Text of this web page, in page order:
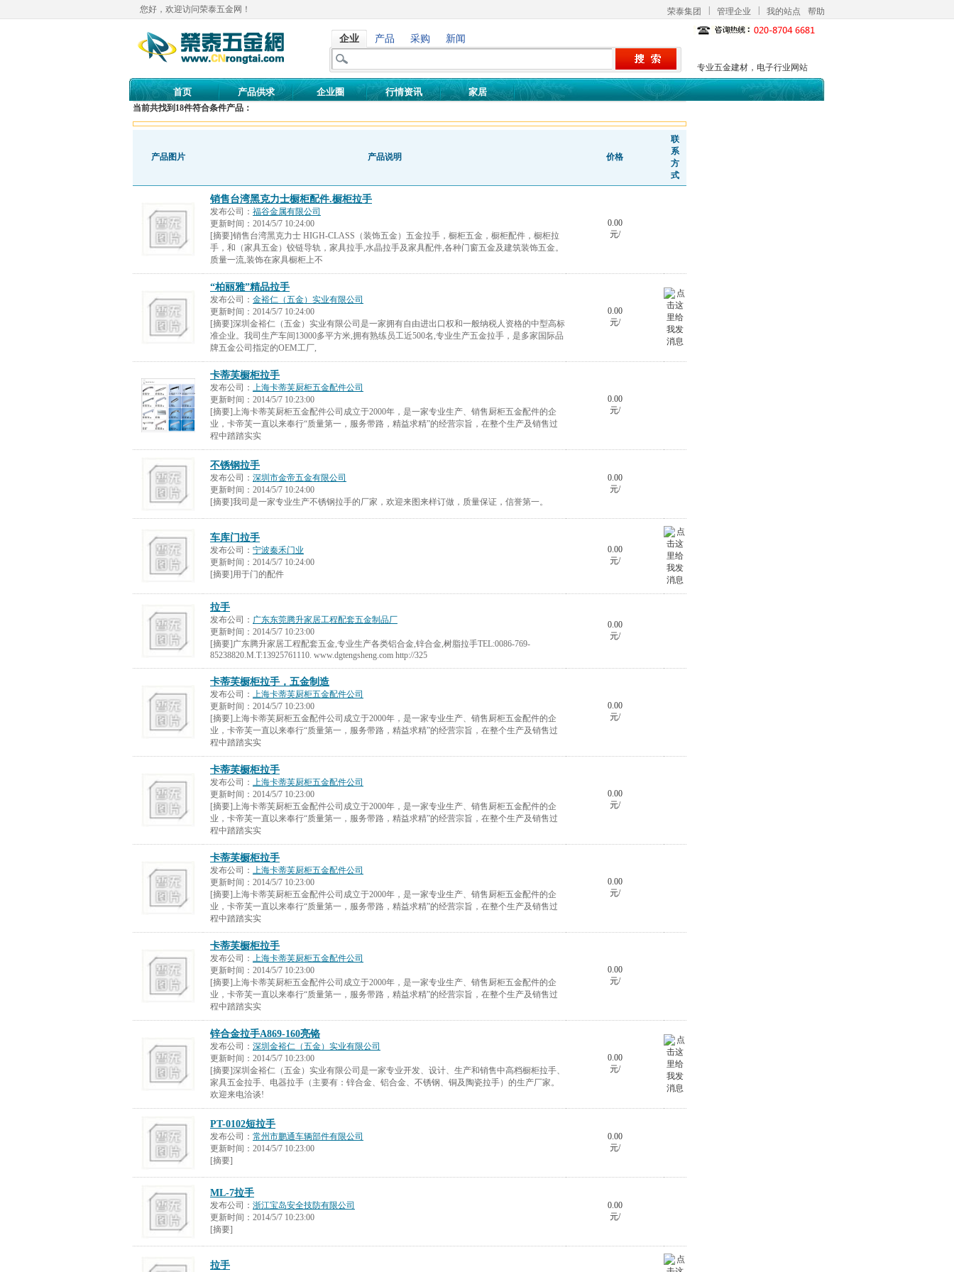
您好，欢迎访问荣泰五金网！ 荣泰集团 管理企业 我的站点 帮助
企业 产品 采购 新闻
专业五金建材，电子行业网站
首页 产品供求 企业圈 行情资讯 家居
当前共找到 18件符合条件产品：
产品图片 产品说明 价格
联
系
方
式
销售台湾黑克力士橱柜配件.橱柜拉手
发布公司： 福谷金属有限公司
更新时间： 2014/5/7 10:24:00
[摘要]销售台湾黑克力士 HIGH-CLASS（装饰五金）五金拉手，橱柜五金，橱柜配件，橱柜拉
手，和（家具五金）铰链导轨，家具拉手,水晶拉手及家具配件,各种门窗五金及建筑装饰五金。
质量一流,装饰在家具橱柜上不
0.00
元/
“柏丽雅”精品拉手
发布公司： 金裕仁（五金）实业有限公司
更新时间： 2014/5/7 10:24:00
[摘要]深圳金裕仁（五金）实业有限公司是一家拥有自由进出口权和一般纳税人资格的中型高标
准企业。我司生产车间13000多平方米,拥有熟练员工近500名,专业生产五金拉手，是多家国际品
牌五金公司指定的OEM工厂,
0.00
元/
卡蒂芙橱柜拉手
发布公司： 上海卡蒂芙厨柜五金配件公司
更新时间： 2014/5/7 10:23:00
[摘要]上海卡蒂芙厨柜五金配件公司成立于2000年，是一家专业生产、销售厨柜五金配件的企
业，卡帝芙一直以来奉行“质量第一，服务带路，精益求精”的经营宗旨，在整个生产及销售过
程中踏踏实实
0.00
元/
不锈钢拉手
发布公司： 深圳市金帝五金有限公司
更新时间： 2014/5/7 10:24:00
[摘要]我司是一家专业生产不锈钢拉手的厂家，欢迎来图来样订做，质量保证，信誉第一。
0.00
元/
车库门拉手
发布公司： 宁波秦禾门业
更新时间： 2014/5/7 10:24:00
[摘要]用于门的配件
0.00
元/
拉手
发布公司： 广东东莞腾升家居工程配套五金制品厂
更新时间： 2014/5/7 10:23:00
[摘要]广东腾升家居工程配套五金,专业生产各类铝合金,锌合金,树脂拉手TEL:0086-769-
85238820.M.T:13925761110. www.dgtengsheng.com http://325
0.00
元/
卡蒂芙橱柜拉手，五金制造
发布公司： 上海卡蒂芙厨柜五金配件公司
更新时间： 2014/5/7 10:23:00
[摘要]上海卡蒂芙厨柜五金配件公司成立于2000年，是一家专业生产、销售厨柜五金配件的企
业，卡帝芙一直以来奉行“质量第一，服务带路，精益求精”的经营宗旨，在整个生产及销售过
程中踏踏实实
0.00
元/
卡蒂芙橱柜拉手
发布公司： 上海卡蒂芙厨柜五金配件公司
更新时间： 2014/5/7 10:23:00
[摘要]上海卡蒂芙厨柜五金配件公司成立于2000年，是一家专业生产、销售厨柜五金配件的企
业，卡帝芙一直以来奉行“质量第一，服务带路，精益求精”的经营宗旨，在整个生产及销售过
程中踏踏实实
0.00
元/
卡蒂芙橱柜拉手
发布公司： 上海卡蒂芙厨柜五金配件公司
更新时间： 2014/5/7 10:23:00
[摘要]上海卡蒂芙厨柜五金配件公司成立于2000年，是一家专业生产、销售厨柜五金配件的企
业，卡帝芙一直以来奉行“质量第一，服务带路，精益求精”的经营宗旨，在整个生产及销售过
程中踏踏实实
0.00
元/
卡蒂芙橱柜拉手
发布公司： 上海卡蒂芙厨柜五金配件公司
更新时间： 2014/5/7 10:23:00
[摘要]上海卡蒂芙厨柜五金配件公司成立于2000年，是一家专业生产、销售厨柜五金配件的企
业，卡帝芙一直以来奉行“质量第一，服务带路，精益求精”的经营宗旨，在整个生产及销售过
程中踏踏实实
0.00
元/
锌合金拉手A869-160亮铬
发布公司： 深圳金裕仁（五金）实业有限公司
更新时间： 2014/5/7 10:23:00
[摘要]深圳金裕仁（五金）实业有限公司是一家专业开发、设计、生产和销售中高档橱柜拉手、
家具五金拉手、电器拉手（主要有：锌合金、铝合金、不锈钢、铜及陶瓷拉手）的生产厂家。
欢迎来电洽谈!
0.00
元/
PT-0102短拉手
发布公司： 常州市鹏通车辆部件有限公司
更新时间： 2014/5/7 10:23:00
[摘要]
0.00
元/
ML-7拉手
发布公司： 浙江宝岛安全技防有限公司
更新时间： 2014/5/7 10:23:00
[摘要]
0.00
元/
拉手